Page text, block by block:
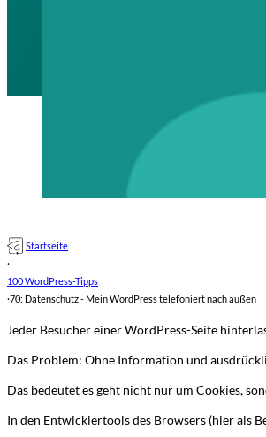
Startseite
·
100 WordPress-Tipps
·70: Datenschutz - Mein WordPress telefoniert nach außen
Jeder Besucher einer WordPress-Seite
Das Problem: Ohne Information und
Das bedeutet es geht nicht nur um Cookies,
In den Entwicklertools des Browsers (hier als